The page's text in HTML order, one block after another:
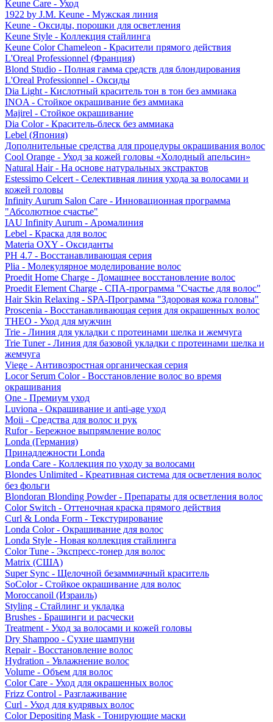
Keune Care - Уход
1922 by J.M. Keune - Мужская линия
Keune - Оксиды, порошки для осветления
Keune Style - Коллекция стайлинга
Keune Color Chameleon - Красители прямого действия
L'Oreal Professionnel (Франция)
Blond Studio - Полная гамма средств для блондирования
L'Oreal Professionnel - Оксиды
Dia Light - Кислотный краситель тон в тон без аммиака
INOA - Стойкое окрашивание без аммиака
Majirel - Стойкое окрашивание
Dia Color - Краситель-блеск без аммиака
Lebel (Япония)
Дополнительные средства для процедуры окрашивания волос
Cool Orange - Уход за кожей головы «Холодный апельсин»
Natural Hair - На основе натуральных экстрактов
Estessimo Celcert - Селективная линия ухода за волосами и
кожей головы
Infinity Aurum Salon Care - Инновационная программа
"Абсолютное счастье"
IAU Infinity Aurum - Аромалиния
Lebel - Краска для волос
Materia OXY - Оксиданты
PH 4.7 - Восстанавливающая серия
Plia - Молекулярное моделирование волос
Proedit Home Charge - Домашнее восстановление волос
Proedit Element Charge - СПА-программа "Счастье для волос"
Hair Skin Relaxing - SPA-Программа "Здоровая кожа головы"
Proscenia - Восстанавливающая серия для окрашенных волос
THEO - Уход для мужчин
Trie - Линия для укладки с протеинами шелка и жемчуга
Trie Tuner - Линия для базовой укладки с протеинами шелка и
жемчуга
Viege - Антивозростная органическая серия
Locor Serum Color - Восстановление волос во время
окрашивания
One - Премиум уход
Luviona - Окрашивание и anti-age уход
Moii - Средства для волос и рук
Rufor - Бережное выпрямление волос
Londa (Германия)
Принадлежности Londa
Londa Care - Коллекция по уходу за волосами
Blondes Unlimited - Креативная система для осветления волос
без фольги
Blondoran Blonding Powder - Препараты для осветления волос
Color Switch - Оттеночная краска прямого действия
Curl & Londa Form - Текстурирование
Londa Color - Окрашивание для волос
Londa Style - Новая коллекция стайлинга
Color Tune - Экспресс-тонер для волос
Matrix (США)
Super Sync - Щелочной безаммиачный краситель
SoColor - Стойкое окрашивание для волос
Moroccanoil (Израиль)
Styling - Стайлинг и укладка
Brushes - Брашинги и расчески
Treatment - Уход за волосами и кожей головы
Dry Shampoo - Сухие шампуни
Repair - Восстановление волос
Hydration - Увлажнение волос
Volume - Объем для волос
Color Care - Уход для окрашенных волос
Frizz Control - Разглаживание
Curl - Уход для кудрявых волос
Color Depositing Mask - Тонирующие маски